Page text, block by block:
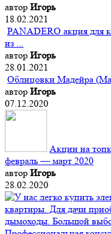
автор Игорь
18.02.2021
PANADERO акция для
из ...
автор Игорь
28.01.2021
Облицовки Мадейра
автор Игорь
07.12.2020
Акции на
февраль — март 2020
автор Игорь
28.02.2020